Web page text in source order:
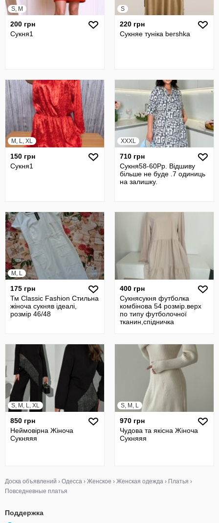
S, M
200 грн
Сукня1
S
220 грн
Сукняе туніка bershka
M, L, XL
150 грн
Сукня1
XXXL
710 грн
Сукня58-60Рр. Відшиву
більше не буде .7 одиниць
на залишку.
M, L
175 грн
Тм Classic Fashion Стильна
жіноча сукняв ідеалі,
розмір 46/48
400 грн
Сукнясукня футболка
комбінова 54 розмір.верх
по типу футболочної
тканин,спідничка
S, M, L, XL
850 грн
Неймовірна Жіноча
Сукняяя
S, M, L
970 грн
Чудова та якісна Жіноча
Сукняяя
Доска объявлений › Одесса › Женское › Женская одежда › Платья ›
Повседневные платья
Поддержка